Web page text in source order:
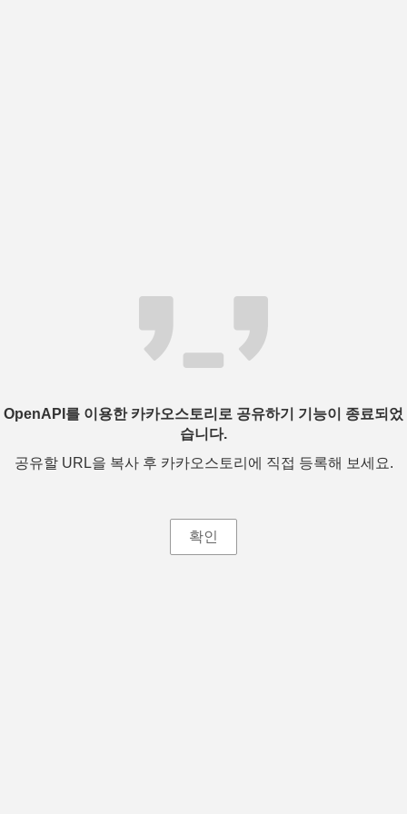
OpenAPI를 이용한 카카오스토리로 공유하기 기능이 종료되었
습니다.
공유할 URL을 복사 후 카카오스토리에 직접 등록해 보세요.
확인